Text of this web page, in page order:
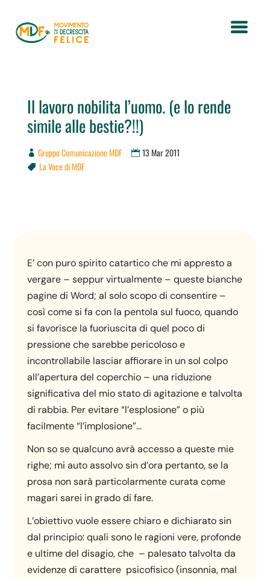
Il lavoro nobilita l’uomo. (e lo rende
simile alle bestie?!!)
Gruppo Comunicazione MDF 13 Mar 2011
 La Voce di MDF
E’ con puro spirito catartico che mi appresto a
vergare – seppur virtualmente – queste bianche
pagine di Word; al solo scopo di consentire –
così come si fa con la pentola sul fuoco, quando
si favorisce la fuoriuscita di quel poco di
pressione che sarebbe pericoloso e
incontrollabile lasciar affiorare in un sol colpo
all’apertura del coperchio – una riduzione
significativa del mio stato di agitazione e talvolta
di rabbia. Per evitare “l’esplosione” o più
facilmente “l’implosione”…
Non so se qualcuno avrà accesso a queste mie
righe; mi auto assolvo sin d’ora pertanto, se la
prosa non sarà particolarmente curata come
magari sarei in grado di fare.
L’obiettivo vuole essere chiaro e dichiarato sin
dal principio: quali sono le ragioni vere, profonde
e ultime del disagio, che – palesato talvolta da
evidenze di carattere psicofisico (insonnia, mal